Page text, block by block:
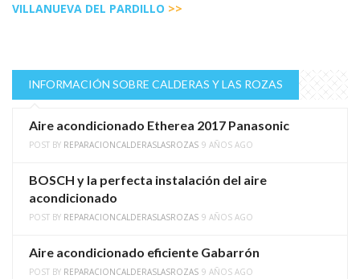
VILLANUEVA DEL PARDILLO >>
INFORMACIÓN SOBRE CALDERAS Y LAS ROZAS
Aire acondicionado Etherea 2017 Panasonic
POST BY REPARACIONCALDERASLASROZAS 9 AÑOS AGO
BOSCH y la perfecta instalación del aire
acondicionado
POST BY REPARACIONCALDERASLASROZAS 9 AÑOS AGO
Aire acondicionado eficiente Gabarrón
POST BY REPARACIONCALDERASLASROZAS 9 AÑOS AGO